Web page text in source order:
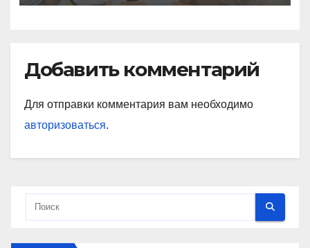
Добавить комментарий
Для отправки комментария вам необходимо
авторизоваться.